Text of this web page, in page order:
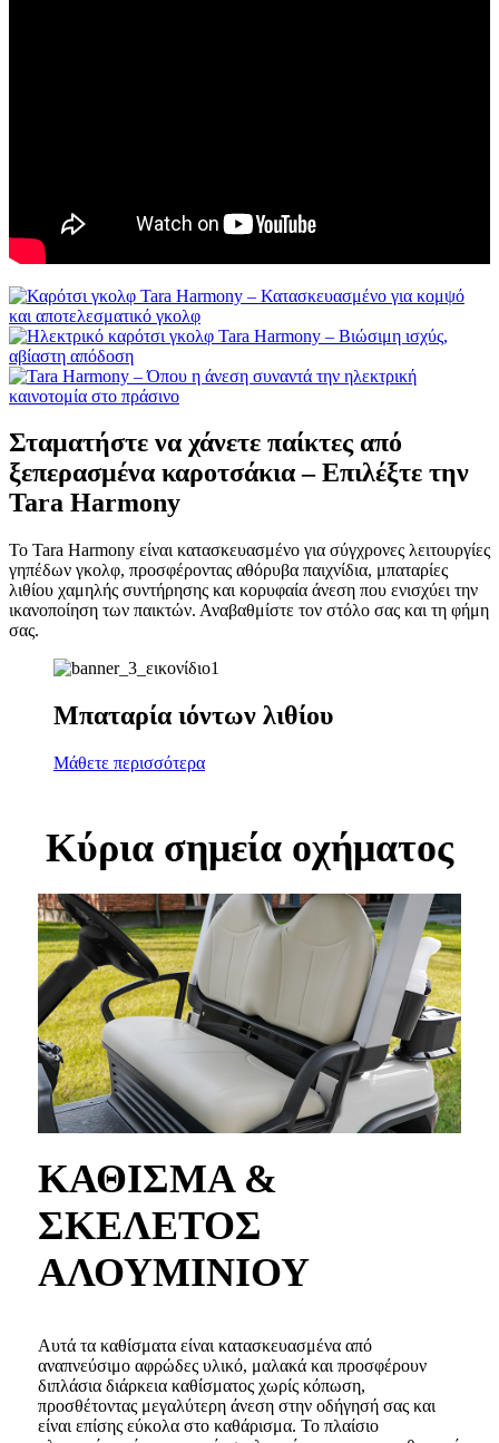
Σταματήστε να χάνετε παίκτες από
ξεπερασμένα καροτσάκια – Επιλέξτε την
Tara Harmony
Το Tara Harmony είναι κατασκευασμένο για σύγχρονες λειτουργίες
γηπέδων γκολφ, προσφέροντας αθόρυβα παιχνίδια, μπαταρίες
λιθίου χαμηλής συντήρησης και κορυφαία άνεση που ενισχύει την
ικανοποίηση των παικτών. Αναβαθμίστε τον στόλο σας και τη φήμη
σας.
Μπαταρία ιόντων λιθίου
Μάθετε περισσότερα
Κύρια σημεία οχήματος
ΚΑΘΙΣΜΑ &
ΣΚΕΛΕΤΟΣ
ΑΛΟΥΜΙΝΙΟΥ
Αυτά τα καθίσματα είναι κατασκευασμένα από
αναπνεύσιμο αφρώδες υλικό, μαλακά και προσφέρουν
διπλάσια διάρκεια καθίσματος χωρίς κόπωση,
προσθέτοντας μεγαλύτερη άνεση στην οδήγησή σας και
είναι επίσης εύκολα στο καθάρισμα. Το πλαίσιο